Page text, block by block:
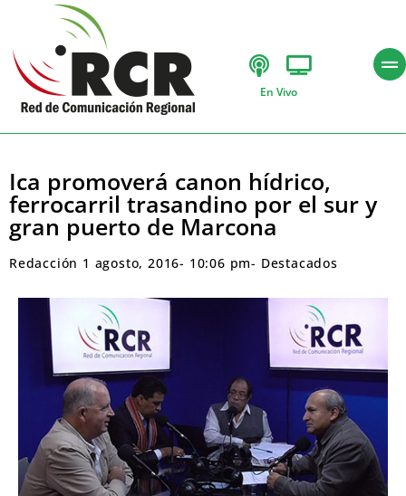
En Vivo
Ica promoverá canon hídrico,
ferrocarril trasandino por el sur y
gran puerto de Marcona
Redacción 1 agosto, 2016- 10:06 pm- Destacados